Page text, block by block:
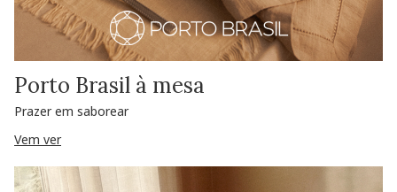
Porto Brasil à mesa
Prazer em saborear
Vem ver